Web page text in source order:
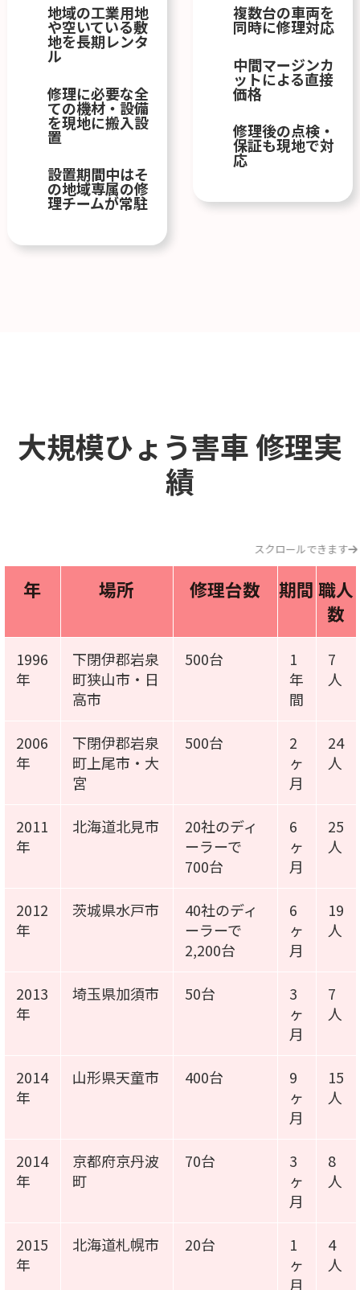
地域の工業用地
や空いている敷
地を長期レンタ
ル
修理に必要な全
ての機材・設備
を現地に搬入設
置
設置期間中はそ
の地域専属の修
理チームが常駐
複数台の車両を
同時に修理対応
中間マージンカ
ットによる直接
価格
修理後の点検・
保証も現地で対
応
大規模ひょう害車修理実
績
スクロールできます
年 場所 修理台数 期間 職人
数
1996
年
下閉伊郡岩泉
町狭山市・日
高市
500台
1
年
間
7
人
2006
年
下閉伊郡岩泉
町上尾市・大
宮
500台
2
ヶ
月
24
人
2011
年
北海道北見市
20社のディ
ーラーで
700台
6
ヶ
月
25
人
2012
年
茨城県水戸市
40社のディ
ーラーで
2,200台
6
ヶ
月
19
人
2013
年
埼玉県加須市 50台
3
ヶ
月
7
人
2014
年
山形県天童市 400台
9
ヶ
月
15
人
2014
年
京都府京丹波
町
70台
3
ヶ
月
8
人
2015
年
北海道札幌市 20台
1
ヶ
月
4
人